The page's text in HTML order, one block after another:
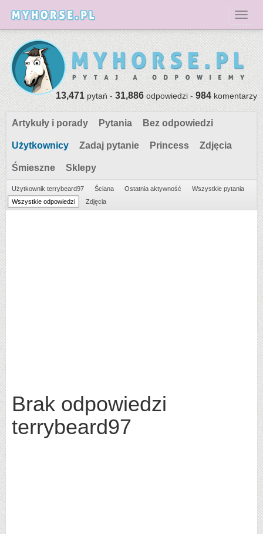
13,471pytań -31,886odpowiedzi -984komentarzy
Artykuły i porady Pytania Bez odpowiedzi
Użytkownicy Zadaj pytanie Princess Zdjęcia
Śmieszne Sklepy
Użytkownik terrybeard97 Ściana Ostatnia aktywność
Wszystkie pytania
Wszystkie odpowiedzi
Zdjęcia
Brak odpowiedzi
terrybeard97